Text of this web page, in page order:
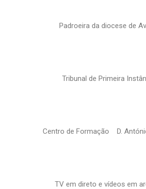
Padroeira da diocese de
Tribunal de Primeira
Centro de Formação D.
TV em direto e vídeos em